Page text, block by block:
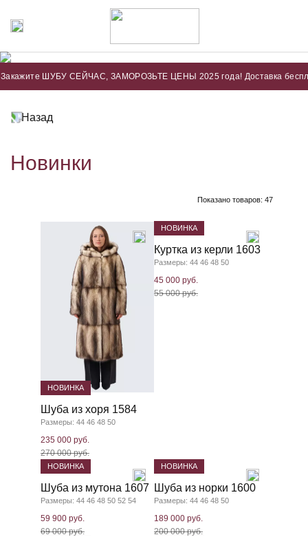
ШУБУ СЕЙЧАС, ЗАМОРОЗЬТЕ ЦЕНЫ 2025 года! Доставка бесплатная.
Назад
Новинки
Показано товаров: 47
НОВИНКА
Шуба из хоря 1584
Размеры: 44 46 48 50
235 000 руб.
270 000 руб.
НОВИНКА
Куртка из керли 1603
Размеры: 44 46 48 50
45 000 руб.
55 000 руб.
НОВИНКА
Шуба из мутона 1607
Размеры: 44 46 48 50 52 54
59 900 руб.
69 000 руб.
НОВИНКА
Шуба из норки 1600
Размеры: 44 46 48 50
189 000 руб.
200 000 руб.